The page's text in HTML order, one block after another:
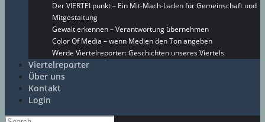
Der VIERTELpunkt – Ein Mit-Mach-Laden für Gemeinschaft und
Mitgestaltung
Gewalt erkennen – Verantwortung übernehmen
Color Of Media – wenn Medien den Ton angeben
Werde Viertelreporter: Geschichten unseres Viertels
Viertelreporter
Über uns
Kontakt
Login